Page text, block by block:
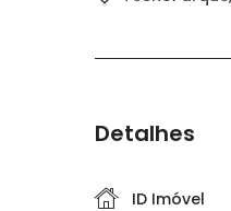
Detalhes
ID Imóvel